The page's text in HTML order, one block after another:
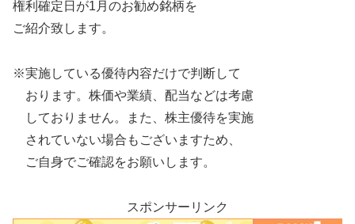
権利確定日が1月のお勧め銘柄を
ご紹介致します。
※実施している優待内容だけで判断して
おります。株価や業績、配当などは考慮
しておりません。また、株主優待を実施
されていない場合もございますため、
ご自身でご確認をお願いします。
スポンサーリンク